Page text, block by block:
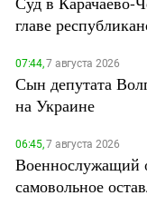
главе
07:44,7 августа 2026
Сын депутата
на Украине
06:45,7 августа 2026
Военнослужащий
самовольное